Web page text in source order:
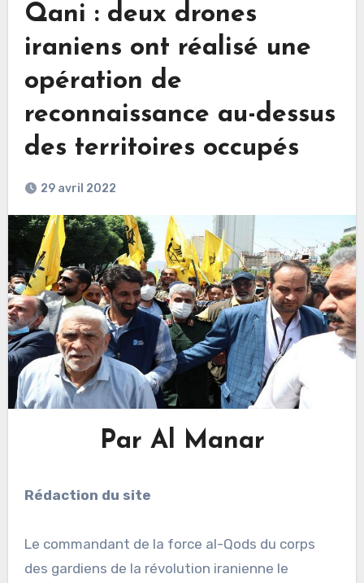
Qani : deux drones
iraniens ont réalisé une
opération de
reconnaissance au-dessus
des territoires occupés
29 avril 2022
Par Al Manar
Rédaction du site
Le commandant de la force al-Qods du corps
des gardiens de la révolution iranienne le